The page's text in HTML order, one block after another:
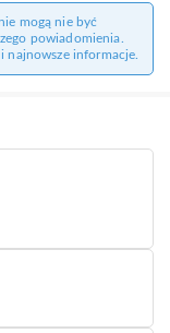
mogą nie być
powiadomienia.
najnowsze informacje.